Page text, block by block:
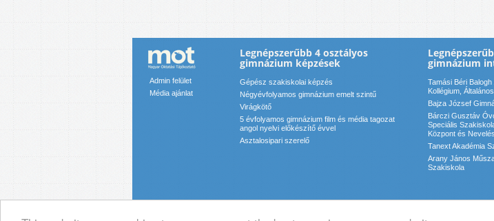
Admin felület
Média ajánlat
Legnépszerűbb 4 osztályos
gimnázium képzések
Gépész szakiskolai képzés
Négyévfolyamos gimnázium emelt szintű
Virágkötő
5 évfolyamos gimnázium film és média tagozat
angol nyelvi előkészítő évvel
Asztalosipari szerelő
gimnázium
Tamási Béri
Kollégium,
Bajza József
Bárczi Gusztáv
Speciális
Központ és
Tanext Akadémia
Arany János
Szakiskola